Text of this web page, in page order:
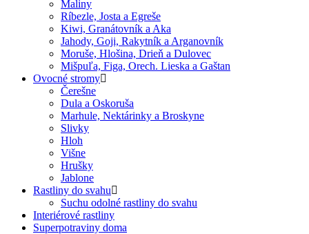
Maliny
Ríbezle, Josta a Egreše
Kiwi, Granátovník a Aka
Jahody, Goji, Rakytník a Arganovník
Moruše, Hlošina, Drieň a Dulovec
Mišpuľa, Figa, Orech. Lieska a Gaštan
Ovocné stromy
Čerešne
Dula a Oskoruša
Marhule, Nektárinky a Broskyne
Slivky
Hloh
Višne
Hrušky
Jablone
Rastliny do svahu
Suchu odolné rastliny do svahu
Interiérové rastliny
Superpotraviny doma